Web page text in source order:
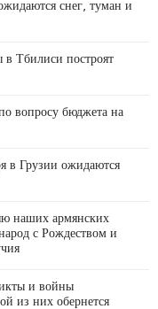
снег, туман и
в Тбилиси построят
вопросу бюджета на
в Грузии ожидаются
наших армянских
с Рождеством и
и войны
из них обернется